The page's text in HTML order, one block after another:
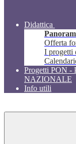
Didattica
Offerta
I progetti
Progetti PON
NAZIONALE
Info utili